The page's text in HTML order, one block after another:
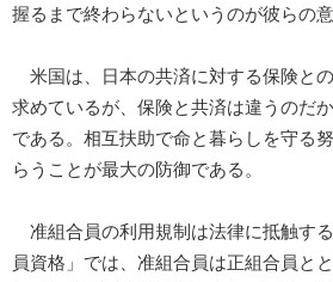
握るまで終わらないというのが彼らの意
米国は、日本の共済に対する保険と
求めているが、保険と共済は違うのだ
である。相互扶助で命と暮らしを守る
らうことが最大の防御である。
准組合員の利用規制は法律に抵触す
員資格」では、准組合員は正組合員と